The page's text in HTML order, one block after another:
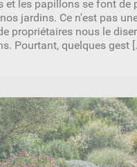
et les papillons se font de
jardins. Ce n'est pas
propriétaires nous le
Pourtant, quelques gest